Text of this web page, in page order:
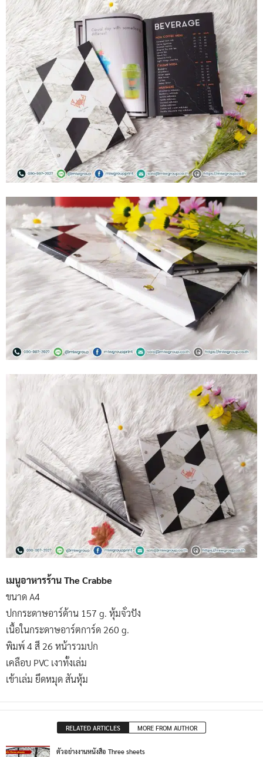
เมนูอาหารร้าน The Crabbe
ขนาด A4
ปกกระดาษอาร์ด้าน 157 g. หุ้มจั่วปัง
เนื้อในกระดาษอาร์ตการ์ด 260 g.
พิมพ์ 4 สี 26 หน้ารวมปก
เคลือบ PVC เงาทั้งเล่ม
เข้าเล่ม ยึดหมุด สันหุ้ม
RELATED ARTICLES MORE FROM AUTHOR
ตัวอย่างงานหนังสือ Three sheets